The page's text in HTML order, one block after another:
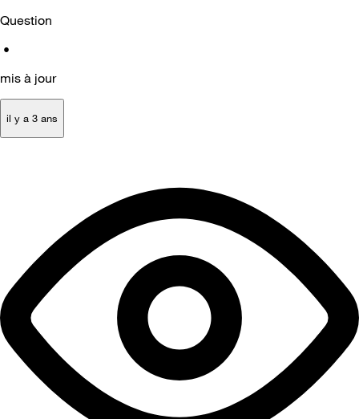
Question
•
mis à jour
il y a 3 ans